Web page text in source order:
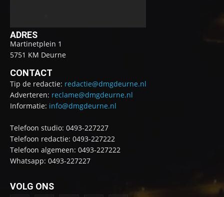
ADRES
Martinetplein 1
5751 KM Deurne
CONTACT
Tip de redactie: redactie@dmgdeurne.nl
Adverteren: reclame@dmgdeurne.nl
Informatie: info@dmgdeurne.nl
Telefoon studio: 0493-227227
Telefoon redactie: 0493-227222
Telefoon algemeen: 0493-227222
Whatsapp: 0493-227227
VOLG ONS